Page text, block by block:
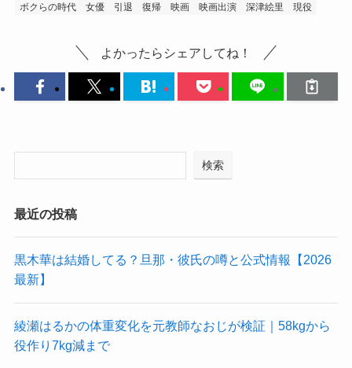
ボクらの時代
女優 引退 復帰 映画 映画出演 深津絵里 現役
よかったらシェアしてね！
検索
最近の投稿
黒木華は結婚してる？旦那・彼氏の噂と公式情報【2026
最新】
綾瀬はるかの体重変化を元教師なおじが検証｜58kgから
役作り7kg減まで